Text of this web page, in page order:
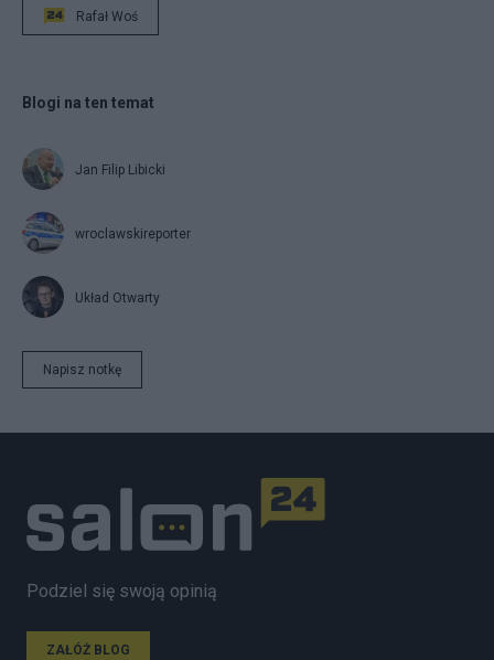
Rafał Woś
Blogi na ten temat
Jan Filip Libicki
wroclawskireporter
Układ Otwarty
Napisz notkę
Podziel się swoją opinią
ZAŁÓŻ BLOG